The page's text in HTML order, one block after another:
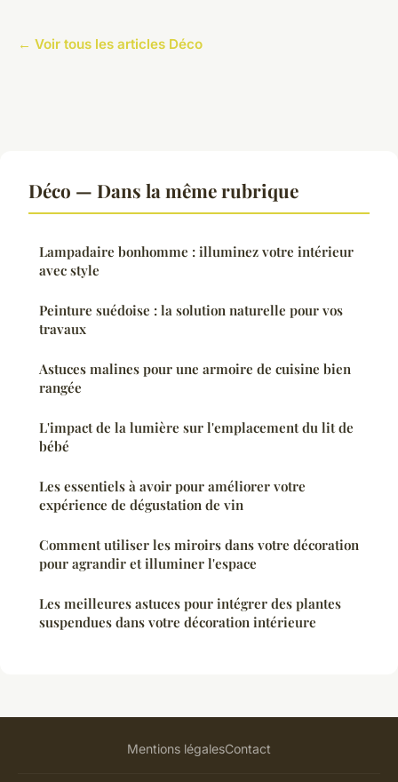
← Voir tous les articles Déco
Déco — Dans la même rubrique
Lampadaire bonhomme : illuminez votre intérieur
avec style
Peinture suédoise : la solution naturelle pour vos
travaux
Astuces malines pour une armoire de cuisine bien
rangée
L'impact de la lumière sur l'emplacement du lit de
bébé
Les essentiels à avoir pour améliorer votre
expérience de dégustation de vin
Comment utiliser les miroirs dans votre décoration
pour agrandir et illuminer l'espace
Les meilleures astuces pour intégrer des plantes
suspendues dans votre décoration intérieure
Mentions légalesContact